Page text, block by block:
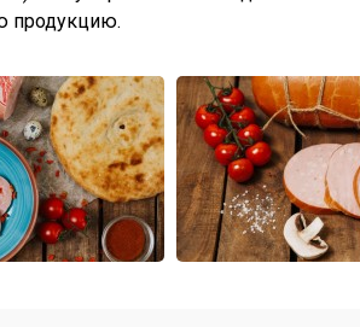
продукцию.